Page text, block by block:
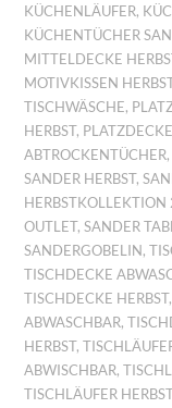
KÜCHENLÄUFER,
KÜCHENTÜCHER
MITTELDECKE
MOTIVKISSEN
TISCHWÄSCHE,
HERBST,
ABTROCKENTÜCHER
SANDER HERBST,
OUTLET,SANDER
SANDERGOBELIN,
TISCHDECKE
TISCHDECKE HERBST
ABWASCHBAR,
HERBST,
ABWISCHBAR,
TISCHLÄUFER